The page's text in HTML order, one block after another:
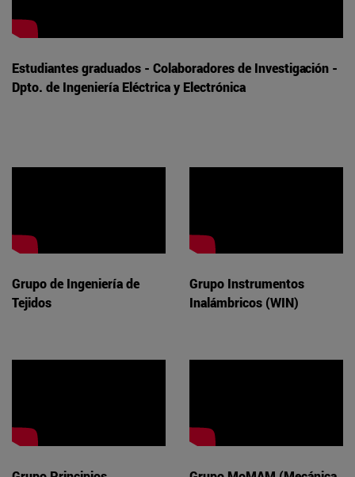
Estudiantes graduados - Colaboradores de Investigación -
Dpto. de Ingeniería Eléctrica y Electrónica
Grupo de Ingeniería de
Tejidos
Grupo Instrumentos
Inalámbricos (WIN)